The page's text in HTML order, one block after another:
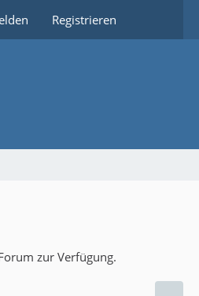
Registrieren
zur Verfügung.